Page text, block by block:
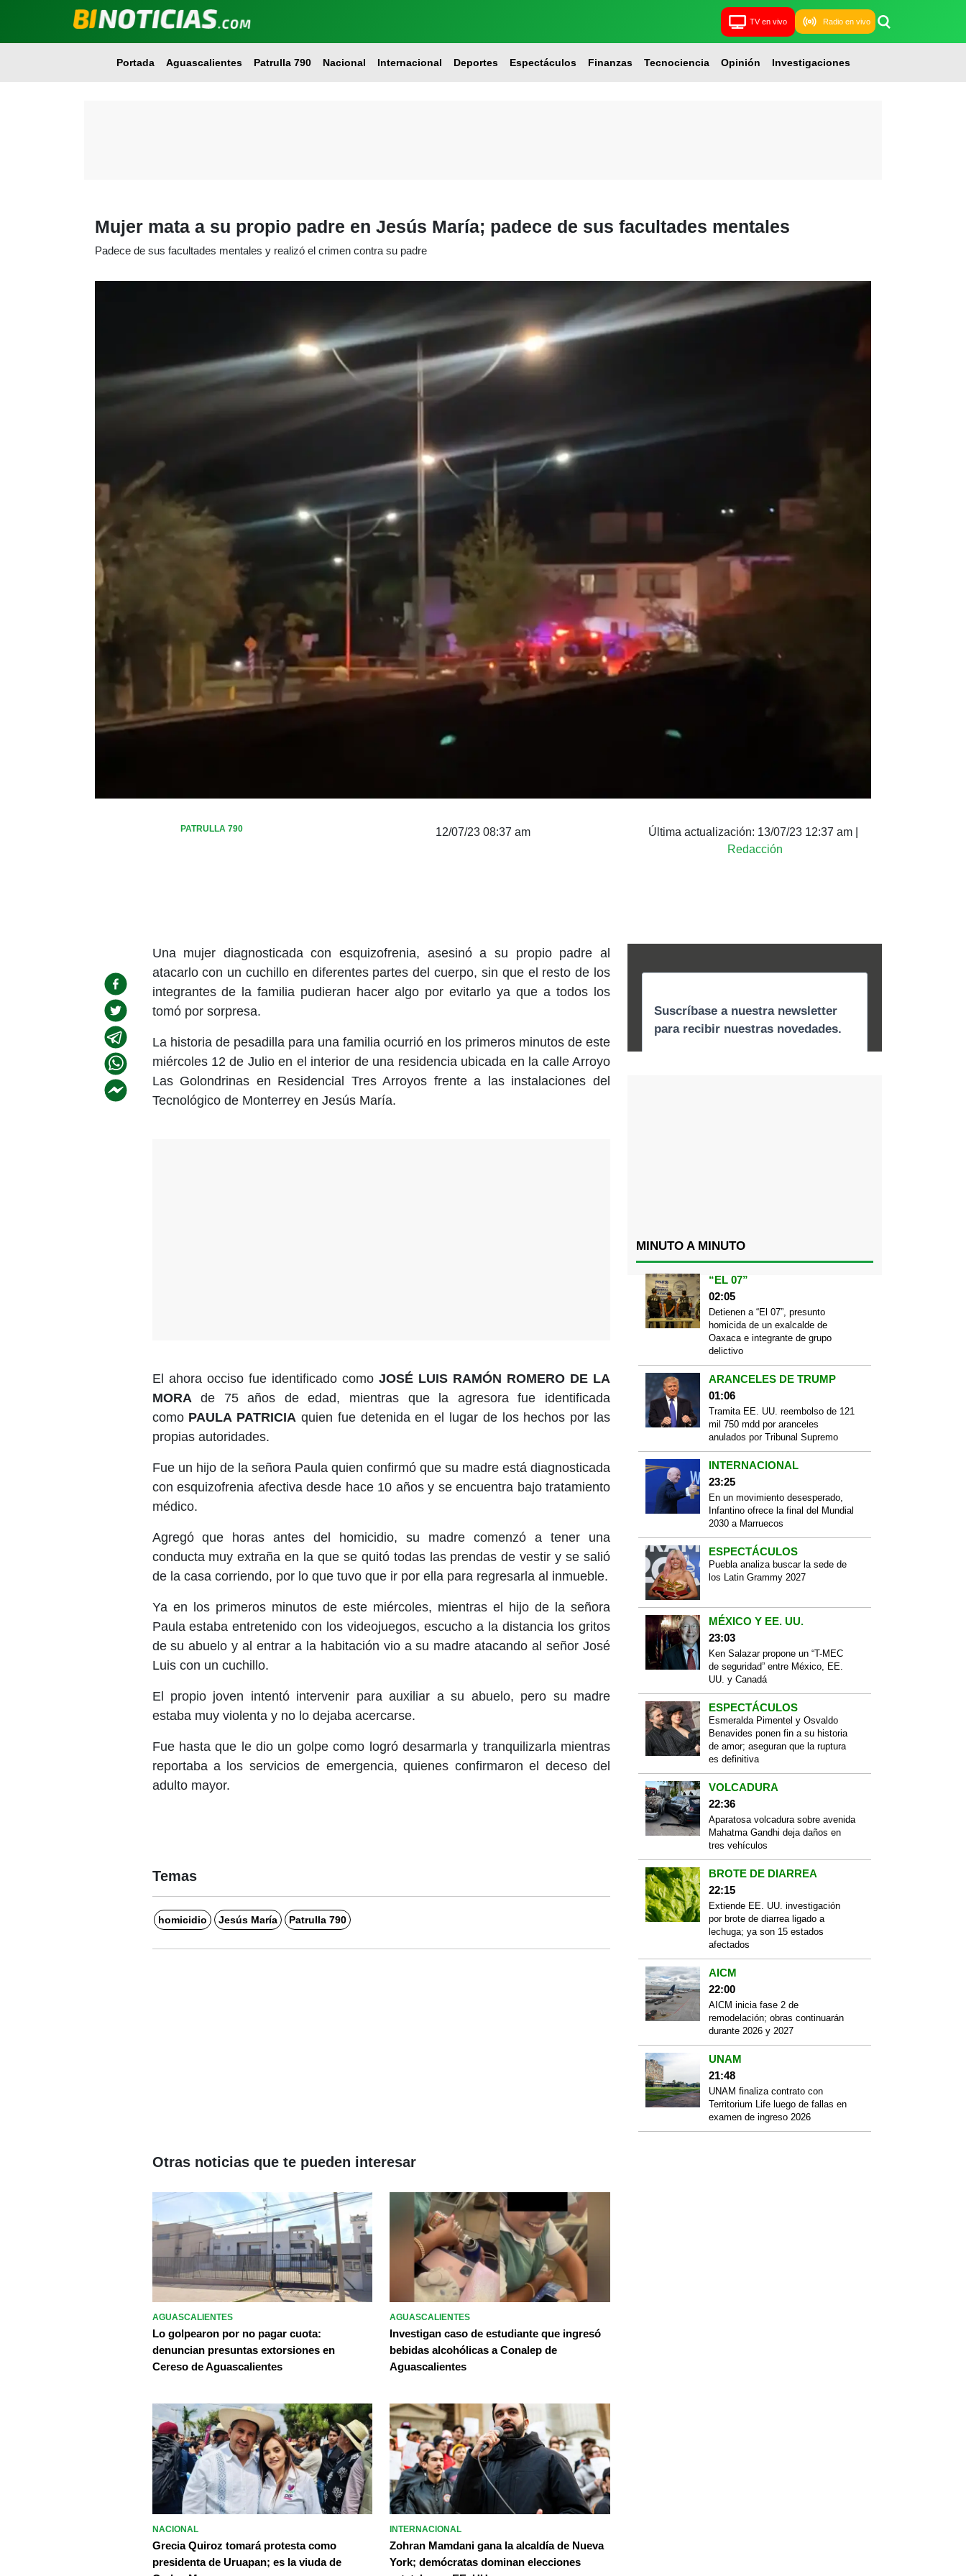
TV en vivo Radio en vivo
Portada Aguascalientes Patrulla 790 Nacional Internacional Deportes Espectáculos Finanzas Tecnociencia Opinión Investigaciones
Mujer mata a su propio padre en Jesús María; padece de sus facultades mentales
Padece de sus facultades mentales y realizó el crimen contra su padre
PATRULLA 790 12/07/23 08:37 am Última actualización: 13/07/23 12:37 am
Redacción
Una mujer diagnosticada con esquizofrenia, asesinó a su propio padre al
atacarlo con un cuchillo en diferentes partes del cuerpo, sin que el resto de los
integrantes de la familia pudieran hacer algo por evitarlo ya que a todos los
tomó por sorpresa.
La historia de pesadilla para una familia ocurrió en los primeros minutos de este
miércoles 12 de Julio en el interior de una residencia ubicada en la calle Arroyo
Las Golondrinas en Residencial Tres Arroyos frente a las instalaciones del
Tecnológico de Monterrey en Jesús María.
El ahora occiso fue identificado como JOSÉ LUIS RAMÓN ROMERO DE LA
MORAde 75 años de edad, mientras que la agresora fue identificada
como PAULA PATRICIA quien fue detenida en el lugar de los hechos por las
propias autoridades.
Fue un hijo de la señora Paula quien confirmó que su madre está diagnosticada
con esquizofrenia afectiva desde hace 10 años y se encuentra bajo tratamiento
médico.
Agregó que horas antes del homicidio, su madre comenzó a tener una
conducta muy extraña en la que se quitó todas las prendas de vestir y se salió
de la casa corriendo, por lo que tuvo que ir por ella para regresarla al inmueble.
Ya en los primeros minutos de este miércoles, mientras el hijo de la señora
Paula estaba entretenido con los videojuegos, escucho a la distancia los gritos
de su abuelo y al entrar a la habitación vio a su madre atacando al señor José
Luis con un cuchillo.
El propio joven intentó intervenir para auxiliar a su abuelo, pero su madre
estaba muy violenta y no lo dejaba acercarse.
Fue hasta que le dio un golpe como logró desarmarla y tranquilizarla mientras
reportaba a los servicios de emergencia, quienes confirmaron el deceso del
adulto mayor.
Temas
homicidio Jesús María Patrulla 790
MINUTO A MINUTO
“EL 07”
02:05
Detienen a “El 07”, presunto
homicida de un exalcalde de
Oaxaca e integrante de grupo
delictivo
ARANCELES DE TRUMP
01:06
Tramita EE. UU. reembolso de 121
mil 750 mdd por aranceles
anulados por Tribunal Supremo
INTERNACIONAL
23:25
En un movimiento desesperado,
Infantino ofrece la final del Mundial
2030 a Marruecos
ESPECTÁCULOS
Puebla analiza buscar la sede de
los Latin Grammy 2027
MÉXICO Y EE. UU.
23:03
Ken Salazar propone un “T-MEC
de seguridad” entre México, EE.
UU. y Canadá
ESPECTÁCULOS
Esmeralda Pimentel y Osvaldo
Benavides ponen fin a su historia
de amor; aseguran que la ruptura
es definitiva
VOLCADURA
22:36
Aparatosa volcadura sobre avenida
Mahatma Gandhi deja daños en
tres vehículos
BROTE DE DIARREA
22:15
Extiende EE. UU. investigación
por brote de diarrea ligado a
lechuga; ya son 15 estados
afectados
AICM
22:00
AICM inicia fase 2 de
remodelación; obras continuarán
durante 2026 y 2027
UNAM
21:48
UNAM finaliza contrato con
Territorium Life luego de fallas en
examen de ingreso 2026
Otras noticias que te pueden interesar
AGUASCALIENTES
Lo golpearon por no pagar cuota:
denuncian presuntas extorsiones en
Cereso de Aguascalientes
AGUASCALIENTES
Investigan caso de estudiante que ingresó
bebidas alcohólicas a Conalep de
Aguascalientes
NACIONAL
Grecia Quiroz tomará protesta como
presidenta de Uruapan; es la viuda de
INTERNACIONAL
Zohran Mamdani gana la alcaldía de Nueva
York; demócratas dominan elecciones